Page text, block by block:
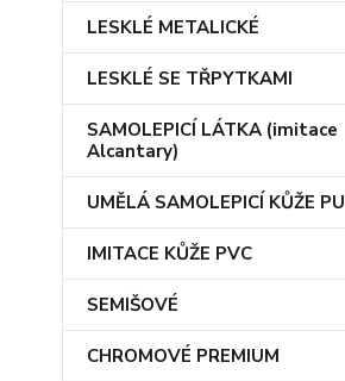
LESKLÉ METALICKÉ
LESKLÉ SE TŘPYTKAMI
SAMOLEPICÍ LÁTKA (imitace
Alcantary)
UMĚLÁ SAMOLEPICÍ KŮŽE PU
IMITACE KŮŽE PVC
SEMIŠOVÉ
CHROMOVÉ PREMIUM